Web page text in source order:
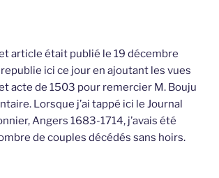
article était publié le 19 décembre
republie ici ce jour en ajoutant les vues
acte de 1503 pour remercier M. Bouju
Lorsque j’ai tappé ici le Journal
Angers 1683-1714, j’avais été
de couples décédés sans hoirs.